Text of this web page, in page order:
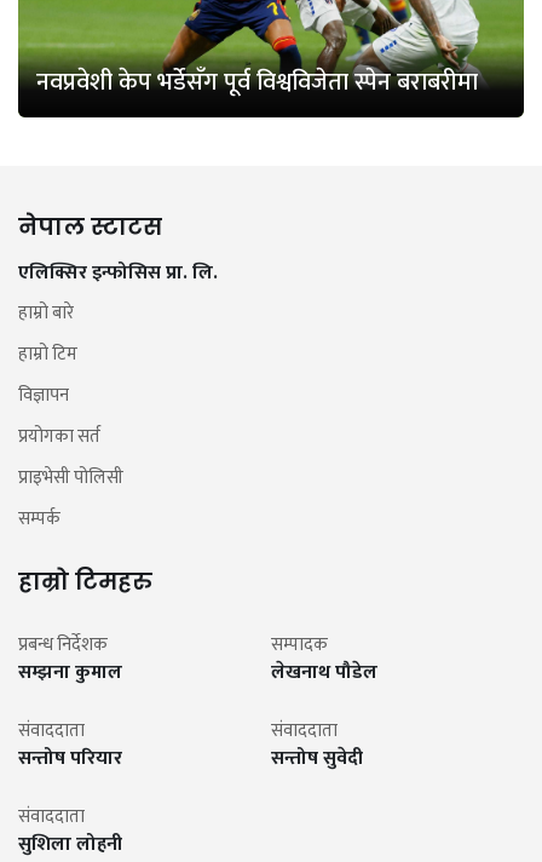
नवप्रवेशी केप भर्डेसँग पूर्व विश्वविजेता स्पेन बराबरीमा
नेपाल स्टाटस
एलिक्सिर इन्फोसिस प्रा. लि.
हाम्रो बारे
हाम्रो टिम
विज्ञापन
प्रयोगका सर्त
प्राइभेसी पोलिसी
सम्पर्क
हाम्रो टिमहरु
प्रबन्ध निर्देशक
सम्झना कुमाल
सम्पादक
लेखनाथ पौडेल
संवाददाता
सन्तोष परियार
संवाददाता
सन्तोष सुवेदी
संवाददाता
सुशिला लोहनी